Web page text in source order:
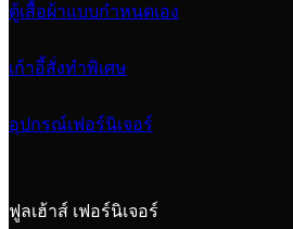
ตู้เสื้อผ้าแบบกำหนดเอง
เก้าอี้สั่งทำพิเศษ
อุปกรณ์เฟอร์นิเจอร์
ฟูลเฮ้าส์ เฟอร์นิเจอร์